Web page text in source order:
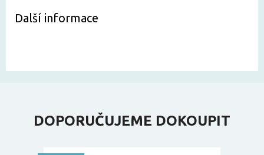
Další informace
DOPORUČUJEME DOKOUPIT